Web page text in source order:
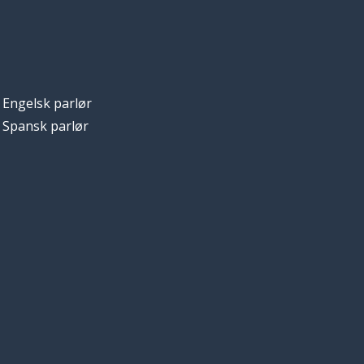
Engelsk parlør
Spansk parlør